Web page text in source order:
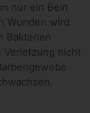
nur ein Bein
Wunden wird
Bakterien
Verletzung nicht